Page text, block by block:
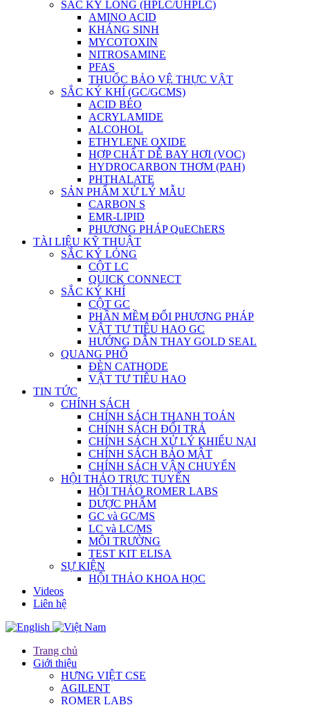
SẮC KÝ LỎNG (HPLC/UHPLC)
AMINO ACID
KHÁNG SINH
MYCOTOXIN
NITROSAMINE
PFAS
THUỐC BẢO VỆ THỰC VẬT
SẮC KÝ KHÍ (GC/GCMS)
ACID BÉO
ACRYLAMIDE
ALCOHOL
ETHYLENE OXIDE
HỢP CHẤT DỄ BAY HƠI (VOC)
HYDROCARBON THƠM (PAH)
PHTHALATE
SẢN PHẨM XỬ LÝ MẪU
CARBON S
EMR-LIPID
PHƯƠNG PHÁP QuEChERS
TÀI LIỆU KỸ THUẬT
SẮC KÝ LỎNG
CỘT LC
QUICK CONNECT
SẮC KÝ KHÍ
CỘT GC
PHẦN MỀM ĐỔI PHƯƠNG PHÁP
VẬT TƯ TIÊU HAO GC
HƯỚNG DẪN THAY GOLD SEAL
QUANG PHỔ
ĐÈN CATHODE
VẬT TƯ TIÊU HAO
TIN TỨC
CHÍNH SÁCH
CHÍNH SÁCH THANH TOÁN
CHÍNH SÁCH ĐỔI TRẢ
CHÍNH SÁCH XỬ LÝ KHIẾU NẠI
CHÍNH SÁCH BẢO MẬT
CHÍNH SÁCH VẬN CHUYỂN
HỘI THẢO TRỰC TUYẾN
HỘI THẢO ROMER LABS
DƯỢC PHẨM
GC và GC/MS
LC và LC/MS
MÔI TRƯỜNG
TEST KIT ELISA
SỰ KIỆN
HỘI THẢO KHOA HỌC
Videos
Liên hệ
Trang chủ
Giới thiệu
HƯNG VIỆT CSE
AGILENT
ROMER LABS